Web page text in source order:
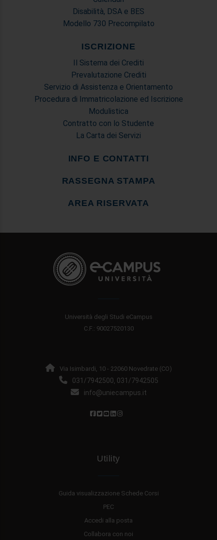
Disabilità, DSA e BES
Modello 730 Precompilato
ISCRIZIONE
Il Sistema dei Crediti
Prevalutazione Crediti
Servizio di Assistenza e Orientamento
Procedura di Immatricolazione ed Iscrizione
Modulistica
Contratto con lo Studente
La Carta dei Servizi
INFO E CONTATTI
RASSEGNA STAMPA
AREA RISERVATA
Università degli Studi eCampus
C.F.: 90027520130
Via Isimbardi, 10 - 22060 Novedrate (CO)
031/7942500, 031/7942505
info@uniecampus.it
Utility
Guida visualizzazione Schede Corsi
PEC
Accedi alla posta
Collabora con noi